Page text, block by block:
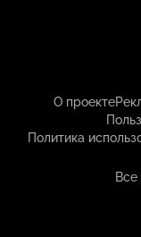
О проекте
Политика
Все